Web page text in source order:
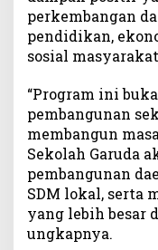
perkembangan
pendidikan,
sosial
“Program ini
pembangunan
membangun
Sekolah Garuda
pembangunan
SDM lokal, serta
yang lebih besar
ungkapnya.